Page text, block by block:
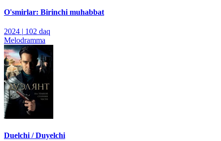
O'smirlar: Birinchi muhabbat
2024 | 102 daq
Melodramma
Duelchi / Duyelchi